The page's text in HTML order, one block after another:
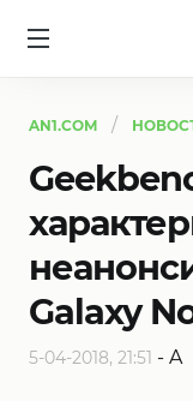
AN1.COM
Galaxy
5-04-2018, 21:51 - A